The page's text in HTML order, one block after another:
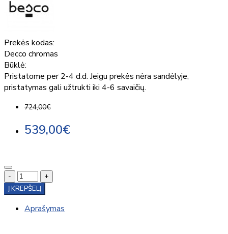
Prekės kodas:
Decco chromas
Būklė:
Pristatome per 2-4 d.d. Jeigu prekės nėra sandėlyje,
pristatymas gali užtrukti iki 4-6 savaičių.
724,00€
539,00€
-
+
Į KREPŠELĮ
Aprašymas